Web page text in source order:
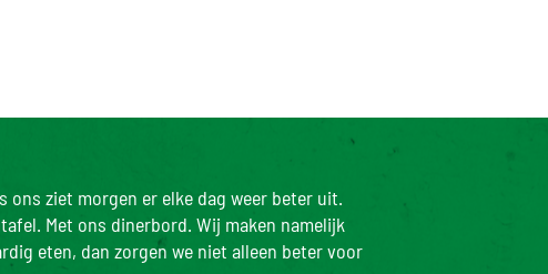
ons ziet morgen er elke dag weer beter uit.
Met ons dinerbord. Wij maken namelijk
eten, dan zorgen we niet alleen beter voor